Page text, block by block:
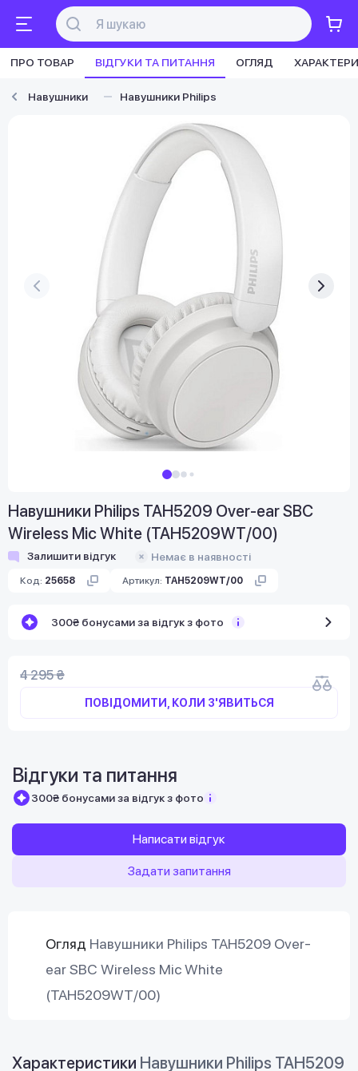
ПРО ТОВАР ВІДГУКИ ТА ПИТАННЯ ОГЛЯД
Навушники Навушники Philips
Навушники Philips TAH5209 Over-ear SBC
Wireless Mic White (TAH5209WT/00)
Залишити відгук Немає в наявності
Код: 25658 Артикул: TAH5209WT/00
300₴ бонусами за відгук з фото
4 295 ₴
ПОВІДОМИТИ, КОЛИ З'ЯВИТЬСЯ
Відгуки та питання
300₴ бонусами за відгук з фото
Написати відгук
Задати запитання
Огляд Навушники Philips TAH5209 Over-
ear SBC Wireless Mic White
(TAH5209WT/00)
Характеристики Навушники Philips TAH5209